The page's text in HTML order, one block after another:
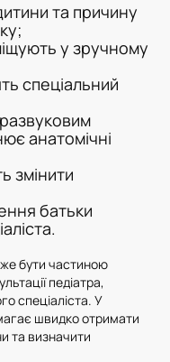
та причину
у зручному
спеціальний
анатомічні
змінити
батьки
бути частиною
педіатра,
спеціаліста. У
швидко отримати
та визначити